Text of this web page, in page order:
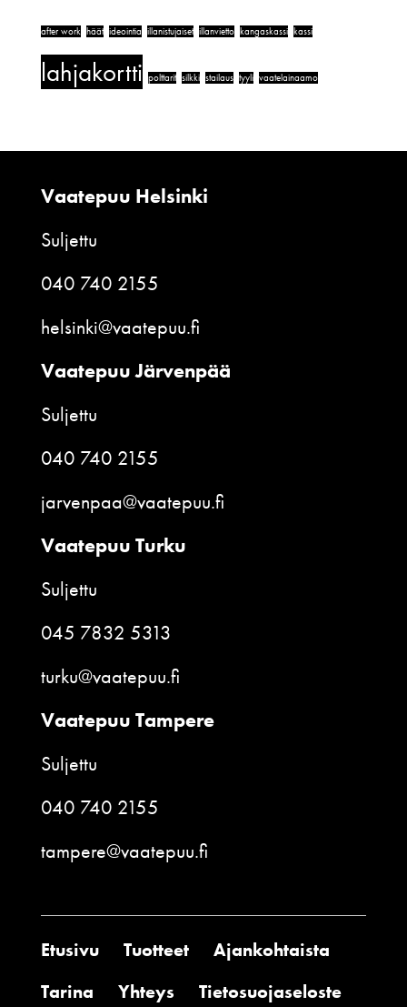
after work häät ideointia illanistujaiset illanvietto kangaskassi kassi
lahjakortti polttarit silkki stailaus tyyli vaatelainaamo
Vaatepuu Helsinki
Suljettu
040 740 2155
helsinki@vaatepuu.fi
Vaatepuu Järvenpää
Suljettu
040 740 2155
jarvenpaa@vaatepuu.fi
Vaatepuu Turku
Suljettu
045 7832 5313
turku@vaatepuu.fi
Vaatepuu Tampere
Suljettu
040 740 2155
tampere@vaatepuu.fi
Etusivu Tuotteet
Ajankohtaista
Tarina
Yhteys Tietosuojaseloste